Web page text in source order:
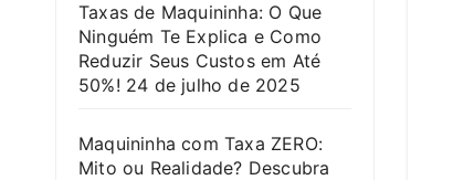
Taxas de Maquininha: O Que
Ninguém Te Explica e Como
Reduzir Seus Custos em Até
50%! 24 de julho de 2025
Maquininha com Taxa ZERO:
Mito ou Realidade? Descubra